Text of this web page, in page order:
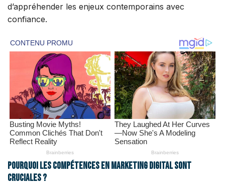
d’appréhender les enjeux contemporains avec
confiance.
Pourquoi les compétences en marketing digital sont
cruciales ?